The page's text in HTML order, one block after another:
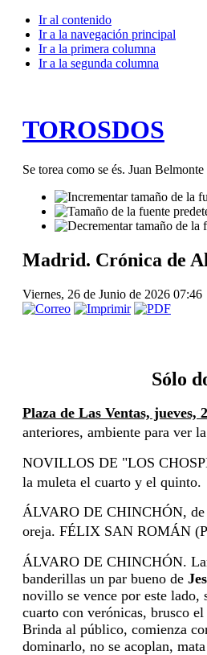
Ir al contenido
Ir a la navegación principal
Ir a la primera columna
Ir a la segunda columna
TOROSDOS
Se torea como se és. Juan Belmonte
Madrid. Crónica de
Viernes, 26 de Junio de 2026 07:46
Sólo
Plaza de Las Ventas,
anteriores, ambiente para ver
NOVILLOS DE "LOS
la muleta el cuarto y el quinto.
ÁLVARO DE CHINCHÓN, de
oreja. FÉLIX SAN ROMÁN
ÁLVARO DE CHINCHÓN.
banderillas un par bueno de
novillo se vence por este lado,
cuarto con verónicas, brusco
Brinda al público, comienza
dominarlo, no se acoplan,